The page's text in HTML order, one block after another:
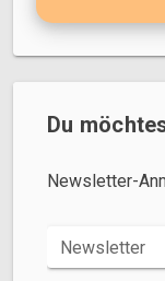
Du
Newsletter-
Newsletter